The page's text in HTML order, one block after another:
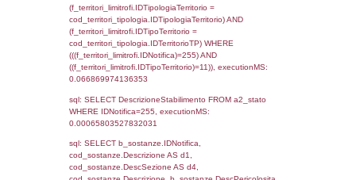
cod_territori_tipologia.IDTipologiaTerritorio)
(f_territori_limitrofi.IDTipoTerritorio =
cod_territori_tipologia.IDTerritorioTP)
(((f_territori_limitrofi.IDNotifica)=255) AND
((f_territori_limitrofi.IDTipoTerritorio)=4)),
0.071779012680054
reg_f_territori_limitrofi.Direzione,
reg_f_territori_limitrofi.Denominazione,